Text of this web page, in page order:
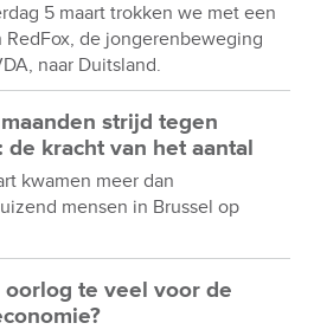
5 maart trokken we met een
RedFox, de jongerenbeweging
naar Duitsland.
strijd tegen
de kracht van het aantal
kwamen meer dan
mensen in Brussel op
oorlog te veel voor de